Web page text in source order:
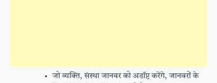
जो व्यक्ति, संस्था जानवर को अडॉप्ट करेंगे, जानवरों के